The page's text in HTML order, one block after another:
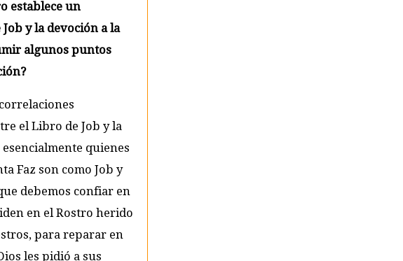
establece un
y la devoción a la
algunos puntos
el Libro de Job y la
quienes
Faz son como Job y
debemos confiar en
en el Rostro herido
para reparar en
les pidió a sus